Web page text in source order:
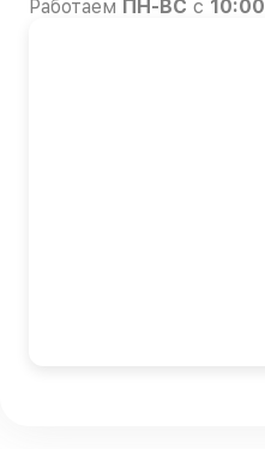
Работаем ПН-ВС с 10:00